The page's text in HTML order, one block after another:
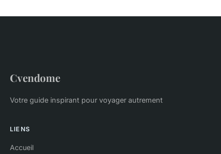
Cvendome
Votre guide inspirant pour voyager autrement
LIENS
Accueil